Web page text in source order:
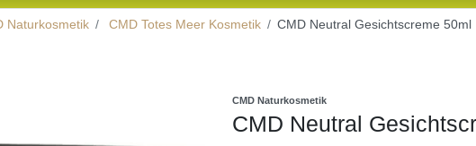
Naturkosmetik CMD Totes Meer Kosmetik CMD Neutral Gesichtscreme 50ml
CMD Naturkosmetik
CMD Neutral